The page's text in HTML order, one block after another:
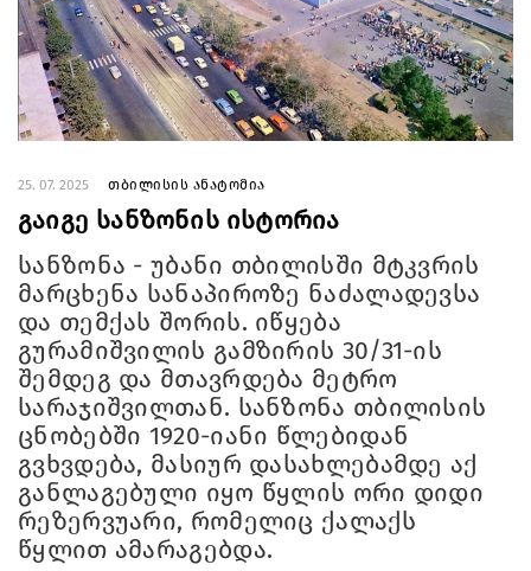
25. 07. 2025 თბილისის ანატომია
გაიგე სანზონის ისტორია
სანზონა - უბანი თბილისში მტკვრის
მარცხენა სანაპიროზე ნაძალადევსა
და თემქას შორის. იწყება
გურამიშვილის გამზირის 30/31-ის
შემდეგ და მთავრდება მეტრო
სარაჯიშვილთან. სანზონა თბილისის
ცნობებში 1920-იანი წლებიდან
გვხვდება, მასიურ დასახლებამდე აქ
განლაგებული იყო წყლის ორი დიდი
რეზერვუარი, რომელიც ქალაქს
წყლით ამარაგებდა.